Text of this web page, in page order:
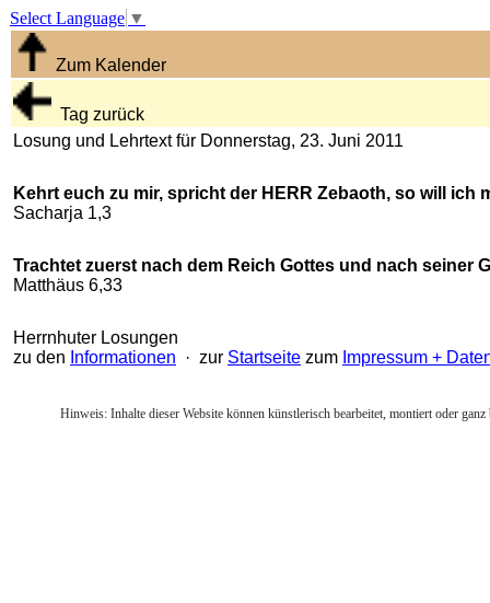
Select Language ▼
Zum Kalender
Tag zurück
Losung und Lehrtext für Donnerstag, 23. Juni 2011
Kehrt euch zu mir, spricht der HERR Zebaoth, so will ich
Sacharja 1,3
Trachtet zuerst nach dem Reich Gottes und nach seiner
Matthäus 6,33
Herrnhuter Losungen
zu den Informationen · zur Startseite zum Impressum +
Hinweis: Inhalte dieser Website können künstlerisch bearbeitet, montiert oder